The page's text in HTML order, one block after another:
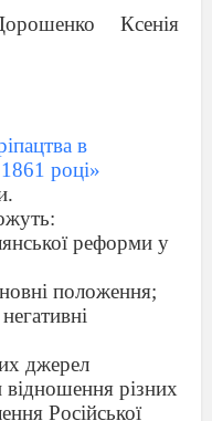
Ксенія
в
1861 році»
реформи у
положення;
джерел
відношення різних
Російської